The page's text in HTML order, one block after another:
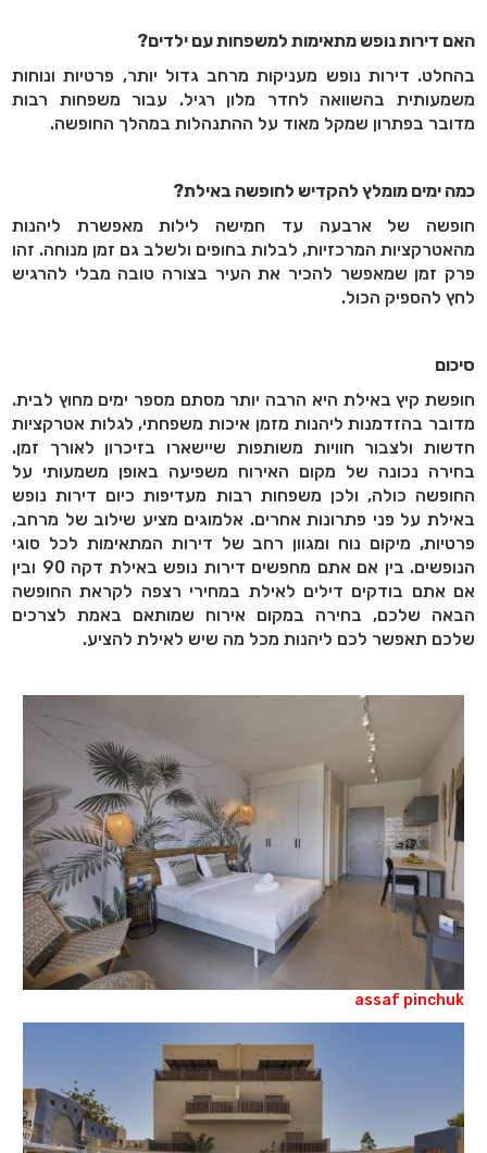
האם דירות נופש מתאימות למשפחות עם ילדים?
בהחלט. דירות נופש מעניקות מרחב גדול יותר, פרטיות ונוחות
משמעותית בהשוואה לחדר מלון רגיל. עבור משפחות רבות
מדובר בפתרון שמקל מאוד על ההתנהלות במהלך החופשה.
כמה ימים מומלץ להקדיש לחופשה באילת?
חופשה של ארבעה עד חמישה לילות מאפשרת ליהנות
מהאטרקציות המרכזיות, לבלות בחופים ולשלב גם זמן מנוחה. זהו
פרק זמן שמאפשר להכיר את העיר בצורה טובה מבלי להרגיש
לחץ להספיק הכול.
סיכום
חופשת קיץ באילת היא הרבה יותר מסתם מספר ימים מחוץ לבית.
מדובר בהזדמנות ליהנות מזמן איכות משפחתי, לגלות אטרקציות
חדשות ולצבור חוויות משותפות שיישארו בזיכרון לאורך זמן.
בחירה נכונה של מקום האירוח משפיעה באופן משמעותי על
החופשה כולה, ולכן משפחות רבות מעדיפות כיום דירות נופש
באילת על פני פתרונות אחרים. אלמוגים מציע שילוב של מרחב,
פרטיות, מיקום נוח ומגוון רחב של דירות המתאימות לכל סוגי
הנופשים. בין אם אתם מחפשים דירות נופש באילת דקה 90 ובין
אם אתם בודקים דילים לאילת במחירי רצפה לקראת החופשה
הבאה שלכם, בחירה במקום אירוח שמותאם באמת לצרכים
שלכם תאפשר לכם ליהנות מכל מה שיש לאילת להציע.
assaf pinchuk